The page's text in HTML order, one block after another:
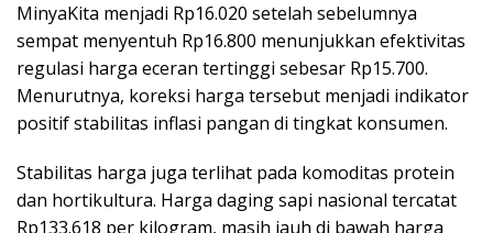
MinyaKita menjadi Rp16.020 setelah sebelumnya
sempat menyentuh Rp16.800 menunjukkan efektivitas
regulasi harga eceran tertinggi sebesar Rp15.700.
Menurutnya, koreksi harga tersebut menjadi indikator
positif stabilitas inflasi pangan di tingkat konsumen.
Stabilitas harga juga terlihat pada komoditas protein
dan hortikultura. Harga daging sapi nasional tercatat
Rp133.618 per kilogram, masih jauh di bawah harga